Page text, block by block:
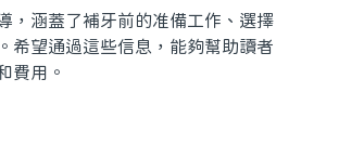
涵蓋了補牙前的准備工作、選擇
希望通過這些信息，能夠幫助讀者
費用。